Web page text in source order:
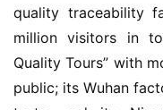
quality traceability
million visitors in
Quality Tours” with
public; its Wuhan